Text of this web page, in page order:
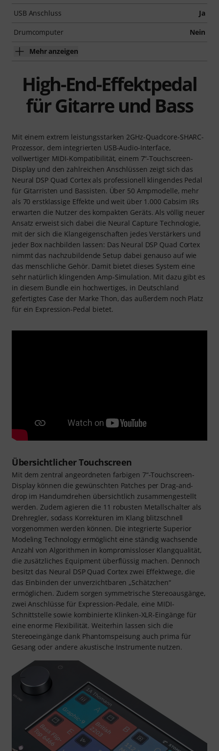
USB Anschluss Ja
Drumcomputer Nein
Mehr anzeigen
High-End-Effektpedal
für Gitarre und Bass
Mit einem extrem leistungsstarken 2GHz-Quadcore-SHARC-
Prozessor, dem integrierten USB-Audio-Interface,
vollwertiger MIDI-Kompatibilität, einem 7“-Touchscreen-
Display und den zahlreichen Anschlüssen zeigt sich das
Neural DSP Quad Cortex als professionell klingendes Pedal
für Gitarristen und Bassisten. Über 50 Ampmodelle, mehr
als 70 erstklassige Effekte und weit über 1.000 Cabsim IRs
erwarten die Nutzer des kompakten Geräts. Als völlig neuer
Ansatz erweist sich dabei die Neural Capture Technologie,
mit der sich die Klangeigenschaften jedes Verstärkers und
jeder Box nachbilden lassen: Das Neural DSP Quad Cortex
nimmt das nachzubildende Setup dabei genauso auf wie
das menschliche Gehör. Damit bietet dieses System eine
sehr natürlich klingenden Amp-Simulation. Mit dazu gibt es
in diesem Bundle ein hochwertiges, in Deutschland
gefertigtes Case der Marke Thon, das außerdem noch Platz
für ein Expression-Pedal bietet.
Übersichtlicher Touchscreen
Mit dem zentral angeordneten farbigen 7“-Touchscreen-
Display können die gewünschten Patches per Drag-and-
drop im Handumdrehen übersichtlich zusammengestellt
werden. Zudem agieren die 11 robusten Metallschalter als
Drehregler, sodass Korrekturen im Klang blitzschnell
vorgenommen werden können. Die integrierte Superior
Modeling Technology ermöglicht eine ständig wachsende
Anzahl von Algorithmen in kompromissloser Klangqualität,
die zusätzliches Equipment überflüssig machen. Dennoch
besitzt das Neural DSP Quad Cortex zwei Effektwege, die
das Einbinden der unverzichtbaren „Schätzchen“
ermöglichen. Zudem sorgen symmetrische Stereoausgänge,
zwei Anschlüsse für Expression-Pedale, eine MIDI-
Schnittstelle sowie kombinierte Klinken-XLR-Eingänge für
eine enorme Flexibilität. Weiterhin lassen sich die
Stereoeingänge dank Phantomspeisung auch prima für
Gesang oder andere akustische Instrumente nutzen.